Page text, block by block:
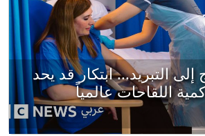
إلى التبريد... ابتكار قد يحد
اللقاحات عالمياً